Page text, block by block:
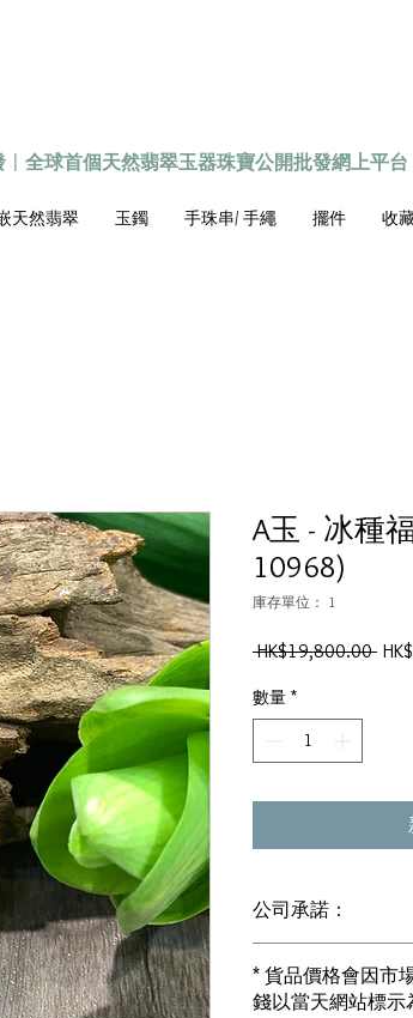
〡 全球首個天然翡翠玉器珠寶公開批發網上平台
天然翡翠 玉鐲 手珠串/ 手繩 擺件 收
A玉 - 冰種
10968)
庫存單位： 1
HK$19,800.00 一
數量 *
公司承諾：
i) 所有已鑲玉器珠寶
書]
* 貨品價格會因市
錢以當天網站標示